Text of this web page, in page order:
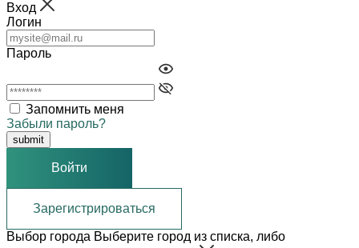
Вход
Логин
Пароль
Запомнить меня
Забыли пароль?
Войти
Зарегистрироваться
Выбор города Выберите город из списка, либо